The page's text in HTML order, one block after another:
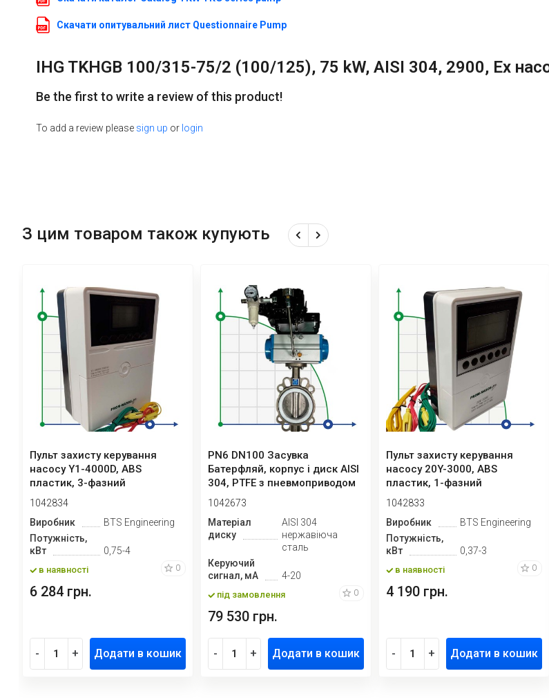
Скачати опитувальний лист Questionnaire Pump
IHG TKHGB 100/315-75/2 (100/125), 75 kW, AISI 304, 2900, Ex
Be the first to write a review of this product!
To add a review please sign up or login
З цим товаром також купують
Пульт захисту керування
насосу Y1-4000D, ABS
пластик, 3-фазний
380В-415В, 0,7...
1042834
Виробник
BTS Engineering
Потужність,
кВт
0,75-4
в наявності 0
6 284 грн.
- + Додати в кошик
PN6 DN100 Засувка
Батерфляй, корпус і диск AISI
304, PTFE з пневмоприводом
Ex...
1042673
Матеріал
диску
AISI 304
нержавіюча
сталь
Керуючий
сигнал, мА
4-20
під замовлення 0
79 530 грн.
- + Додати в кошик
Пульт захисту керування
насосу 20Y-3000, ABS
пластик, 1-фазний
220В-240В, 0,3...
1042833
Виробник
BTS Engineering
Потужність,
кВт
0,37-3
в наявності 0
4 190 грн.
- + Додати в кошик